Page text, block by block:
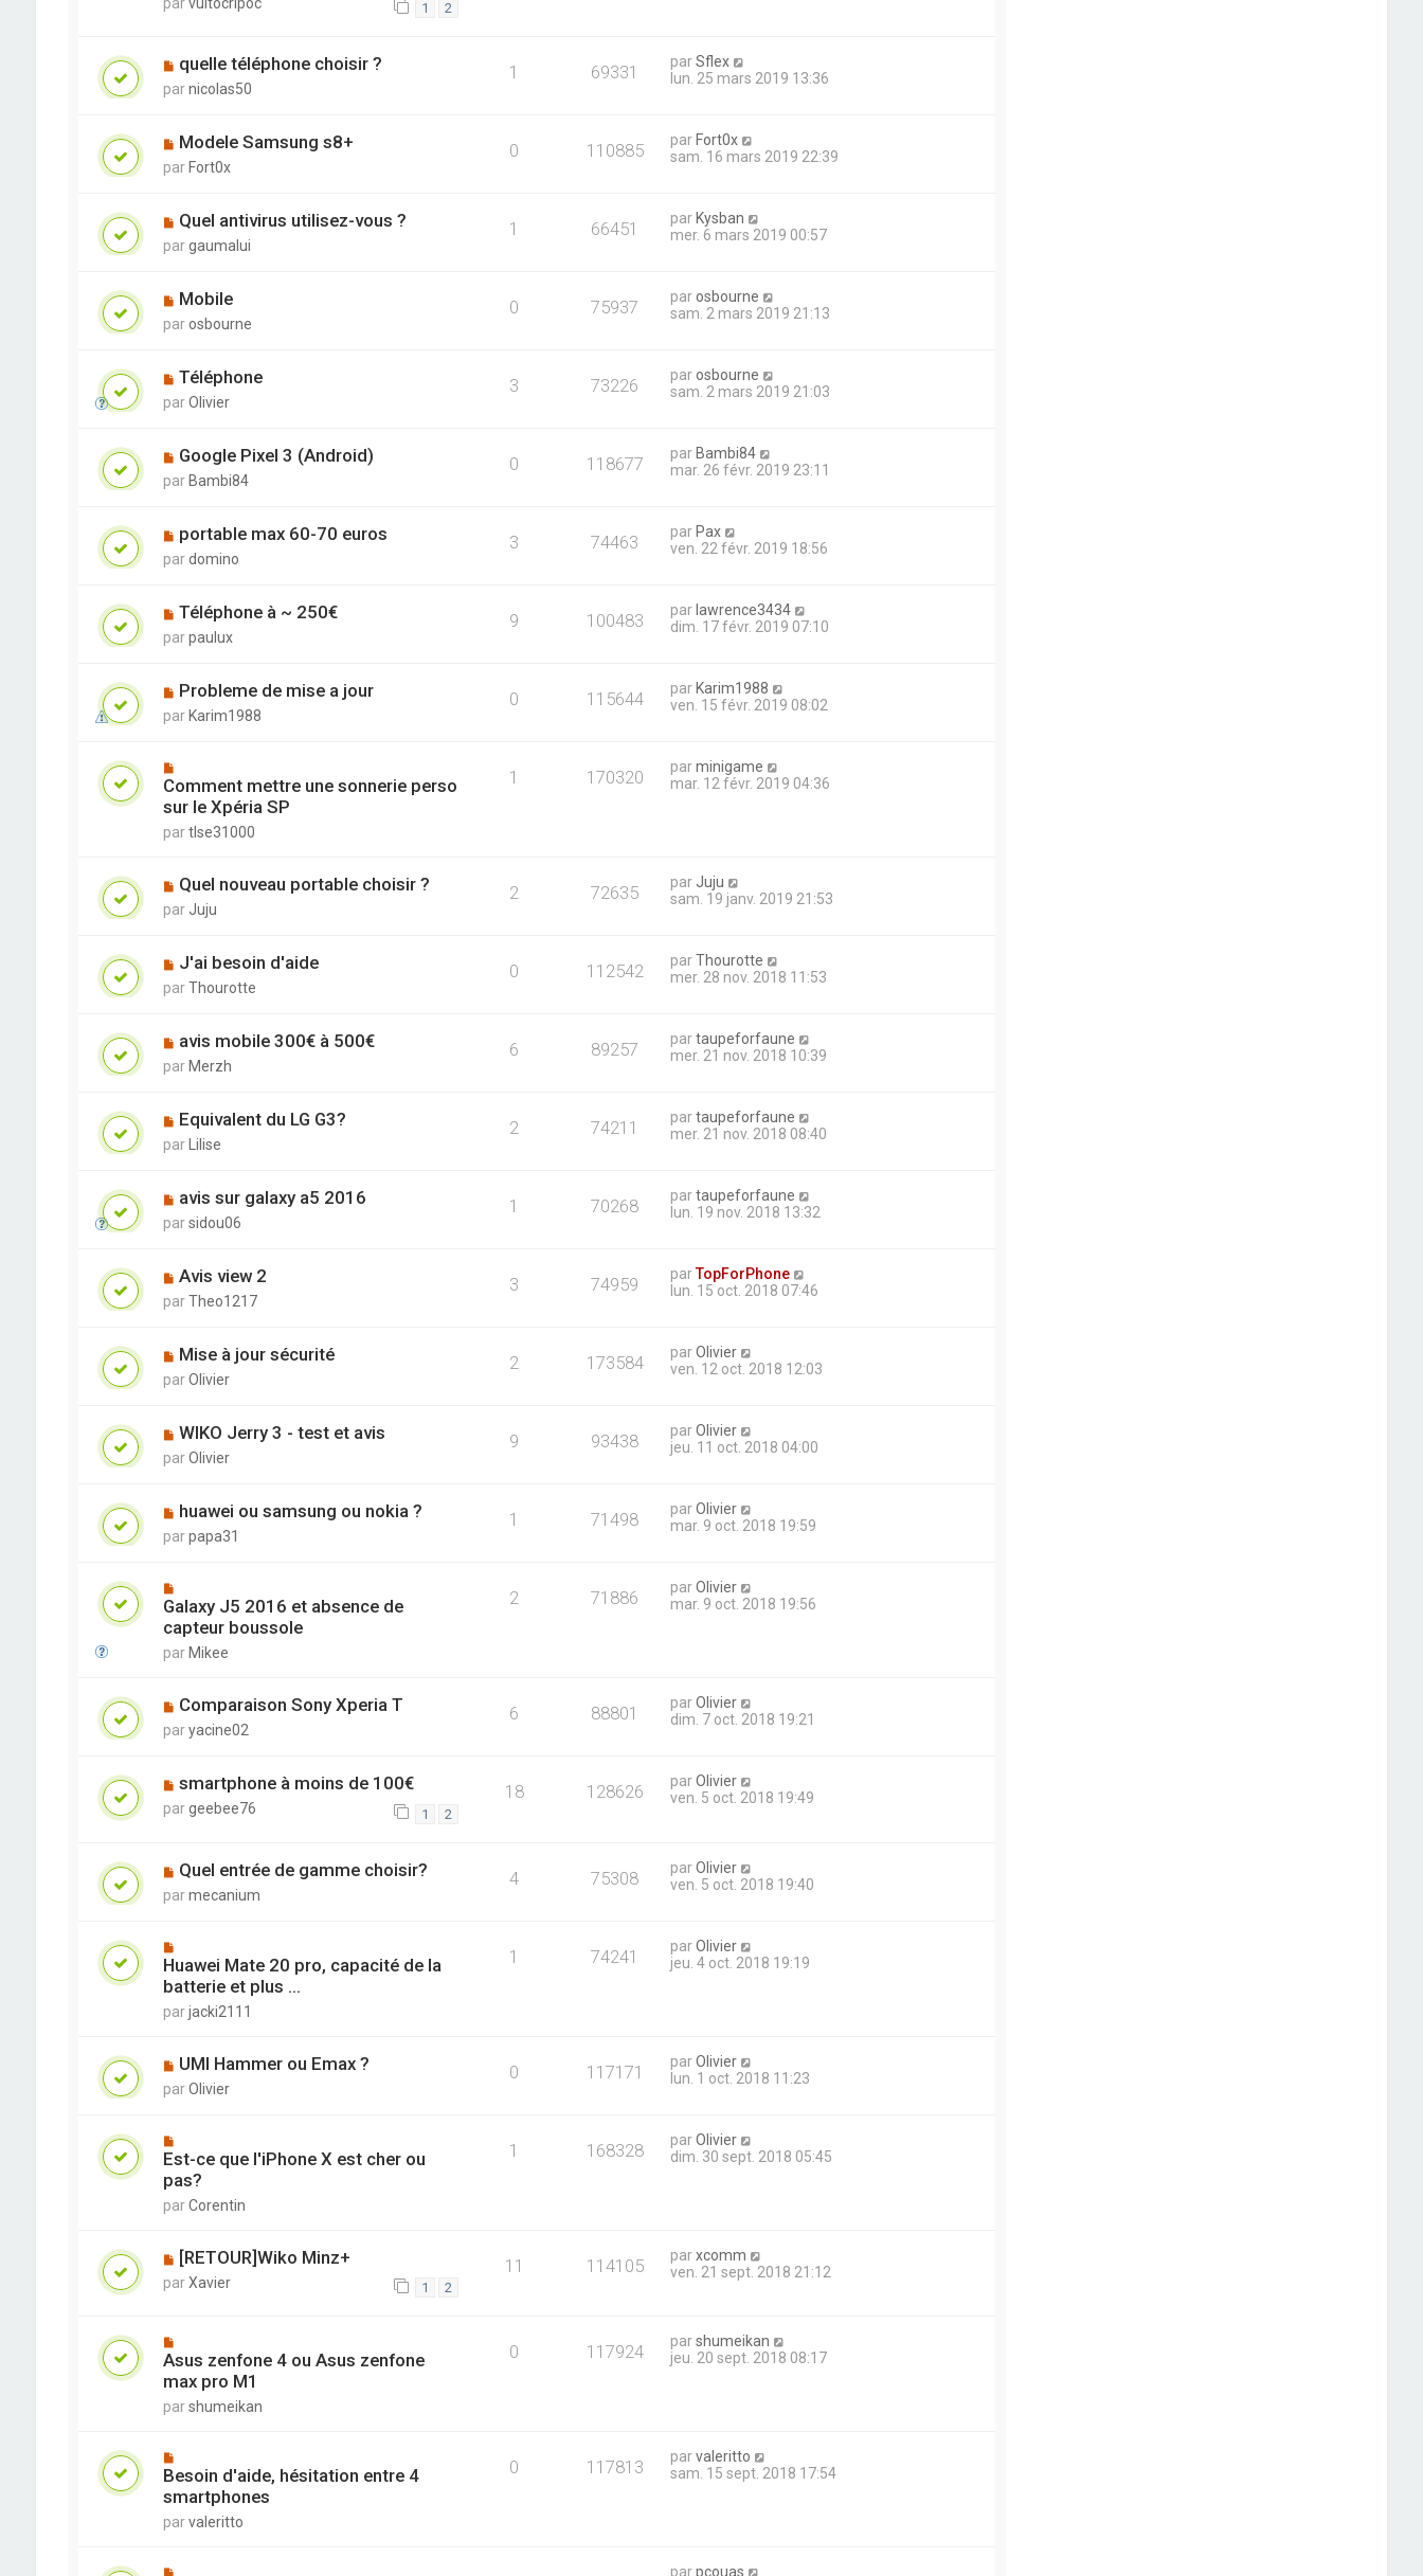
1 2
quelle téléphone choisir ?
parnicolas50
1 69331 parSflex
lun. 25 mars 2019 13:36
Modele Samsung s8+
par Fort0x
0 110885 par Fort0x
sam. 16 mars 2019 22:39
Quel antivirus utilisez-vous ?
pargaumalui
1 66451 par Kysban
mer. 6 mars 2019 00:57
Mobile
parosbourne
0 75937 parosbourne
sam. 2 mars 2019 21:13
Téléphone
parOlivier
3 73226 parosbourne
sam. 2 mars 2019 21:03
Google Pixel 3 (Android)
par Bambi84
0 118677 par Bambi84
mar. 26 févr. 2019 23:11
portable max 60-70 euros
pardomino
3 74463 par Pax
ven. 22 févr. 2019 18:56
Téléphone à ~ 250€
parpaulux
9 100483 par lawrence3434
dim. 17 févr. 2019 07:10
Probleme de mise a jour
par Karim1988
0 115644 par Karim1988
ven. 15 févr. 2019 08:02
Comment mettre une sonnerie perso
sur le Xpéria SP
partlse31000
1 170320 parminigame
mar. 12 févr. 2019 04:36
Quel nouveau portable choisir ?
par Juju
2 72635 par Juju
sam. 19 janv. 2019 21:53
J'ai besoin d'aide
parThourotte
0 112542 parThourotte
mer. 28 nov. 2018 11:53
avis mobile 300€ à 500€
par Merzh
6 89257 partaupeforfaune
mer. 21 nov. 2018 10:39
Equivalent du LG G3?
par Lilise
2 74211 partaupeforfaune
mer. 21 nov. 2018 08:40
avis sur galaxy a5 2016
parsidou06
1 70268 partaupeforfaune
lun. 19 nov. 2018 13:32
Avis view 2
parTheo1217
3 74959 parTopForPhone
lun. 15 oct. 2018 07:46
Mise à jour sécurité
parOlivier
2 173584 parOlivier
ven. 12 oct. 2018 12:03
WIKO Jerry 3 - test et avis
parOlivier
9 93438 parOlivier
jeu. 11 oct. 2018 04:00
huawei ou samsung ou nokia ?
parpapa31
1 71498 parOlivier
mar. 9 oct. 2018 19:59
Galaxy J5 2016 et absence de
capteur boussole
par Mikee
2 71886 parOlivier
mar. 9 oct. 2018 19:56
Comparaison Sony Xperia T
paryacine02
6 88801 parOlivier
dim. 7 oct. 2018 19:21
smartphone à moins de 100€
pargeebee76 1 2
18 128626 parOlivier
ven. 5 oct. 2018 19:49
Quel entrée de gamme choisir?
parmecanium
4 75308 parOlivier
ven. 5 oct. 2018 19:40
Huawei Mate 20 pro, capacité de la
batterie et plus ...
parjacki2111
1 74241 parOlivier
jeu. 4 oct. 2018 19:19
UMI Hammer ou Emax ?
parOlivier
0 117171 parOlivier
lun. 1 oct. 2018 11:23
Est-ce que l'iPhone X est cher ou
pas?
parCorentin
1 168328 parOlivier
dim. 30 sept. 2018 05:45
[RETOUR]Wiko Minz+
parXavier 1 2
11 114105 parxcomm
ven. 21 sept. 2018 21:12
Asus zenfone 4 ou Asus zenfone
max pro M1
parshumeikan
0 117924 parshumeikan
jeu. 20 sept. 2018 08:17
Besoin d'aide, hésitation entre 4
smartphones
parvaleritto
0 117813 parvaleritto
sam. 15 sept. 2018 17:54
parpcouas